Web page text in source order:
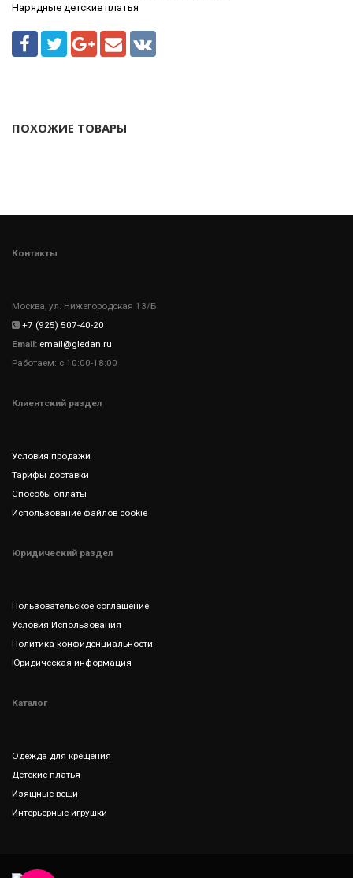
Нарядные детские платья
ПОХОЖИЕ ТОВАРЫ
Контакты
Москва, ул. Нижегородская 13/Б
+7 (925) 507-40-20
Email: email@gledan.ru
Работаем: с 10:00-18:00
Клиентский раздел
Условия продажи
Тарифы доставки
Способы оплаты
Использование файлов cookie
Юридический раздел
Пользовательское соглашение
Условия Использования
Политика конфиденциальности
Юридическая информация
Каталог
Одежда для крещения
Детские платья
Изящные вещи
Интерьерные игрушки